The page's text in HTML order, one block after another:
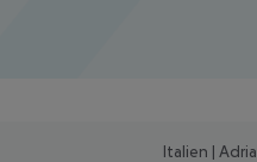
Italien |